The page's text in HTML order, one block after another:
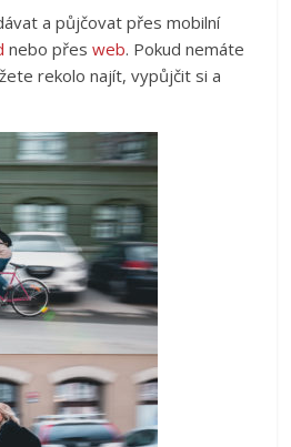
a půjčovat přes mobilní
nebo přesweb. Pokud nemáte
rekolo najít, vypůjčit si a